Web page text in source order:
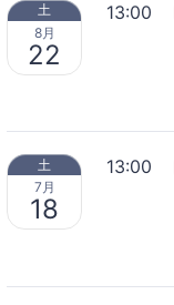
土
8月
22
13:00
土
7月
18
13:00